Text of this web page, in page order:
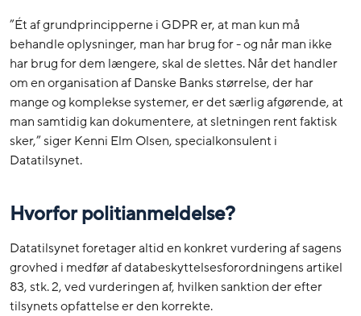
”Ét af grundprincipperne i GDPR er, at man kun må
behandle oplysninger, man har brug for - og når man ikke
har brug for dem længere, skal de slettes. Når det handler
om en organisation af Danske Banks størrelse, der har
mange og komplekse systemer, er det særlig afgørende, at
man samtidig kan dokumentere, at sletningen rent faktisk
sker,” siger Kenni Elm Olsen, specialkonsulent i
Datatilsynet.
Hvorfor politianmeldelse?
Datatilsynet foretager altid en konkret vurdering af sagens
grovhed i medfør af databeskyttelsesforordningens artikel
83, stk. 2, ved vurderingen af, hvilken sanktion der efter
tilsynets opfattelse er den korrekte.